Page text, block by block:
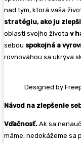
nad tým, ktorá vaša
stratégiu, ako ju
oblasti svojho života v
sebou spokojná a
rovnováhou sa ukrýva
Designed by
Návod na zlepšenie
Vďačnosť. Ak sa
máme, nedokážeme sa